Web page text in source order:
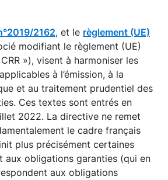
2162, et le règlement (UE)
modifiant le règlement (UE)
»), visent à harmoniser les
à l’émission, à la
et au traitement prudentiel des
Ces textes sont entrés en
2022. La directive ne remet
le cadre français
plus précisément certaines
aux obligations garanties (qui en
aux obligations